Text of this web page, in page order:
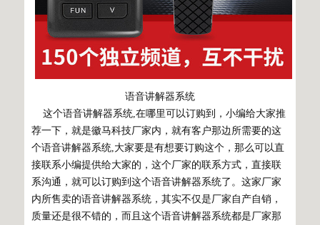
语音讲解器系统
这个语音讲解器系统,在哪里可以订购到，小编给大家推
荐一下，就是徽马科技厂家内，就有客户那边所需要的这
个语音讲解器系统,大家要是有想要订购这个，那么可以直
接联系小编提供给大家的，这个厂家的联系方式，直接联
系沟通，就可以订购到这个语音讲解器系统了。这家厂家
内所售卖的语音讲解器系统，其实不仅是厂家自产自销，
质量还是很不错的，而且这个语音讲解器系统都是厂家那